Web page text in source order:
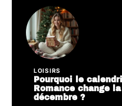
LOISIRS
Pourquoi le
Romance change
décembre ?